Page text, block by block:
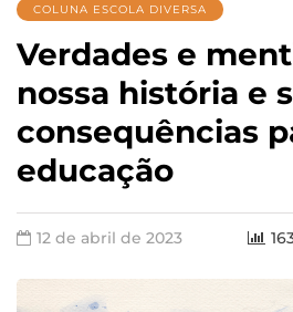
COLUNA ESCOLA DIVERSA
Verdades e
nossa história e
consequências
educação
12 de abril de 2023